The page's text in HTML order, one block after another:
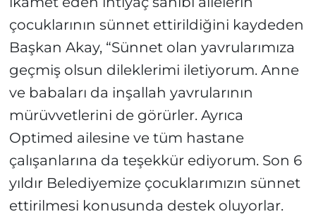
çocuklarının sünnet ettirildiğini kaydeden
Başkan Akay, “Sünnet olan yavrularımıza
geçmiş olsun dileklerimi iletiyorum. Anne
ve babaları da inşallah yavrularının
mürüvvetlerini de görürler. Ayrıca
Optimed ailesine ve tüm hastane
çalışanlarına da teşekkür ediyorum. Son 6
yıldır Belediyemize çocuklarımızın sünnet
ettirilmesi konusunda destek oluyorlar.